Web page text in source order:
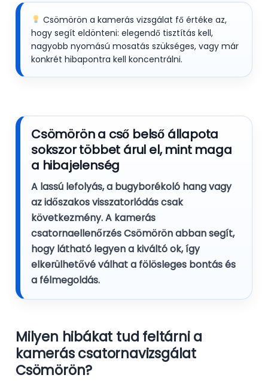
Csömörön a kamerás vizsgálat fő értéke az,
hogy segít eldönteni: elegendő tisztítás kell,
nagyobb nyomású mosatás szükséges, vagy már
konkrét hibapontra kell koncentrálni.
Csömörön a cső belső állapota
sokszor többet árul el, mint maga
a hibajelenség
A lassú lefolyás, a bugyborékoló hang vagy
az időszakos visszatorlódás csak
következmény. A kamerás
csatornaellenőrzés Csömörönabban segít,
hogy látható legyen a kiváltó ok, így
elkerülhetővé válhat a fölösleges bontás és
a félmegoldás.
Milyen hibákat tud feltárni a
kamerás csatornavizsgálat
Csömörön?